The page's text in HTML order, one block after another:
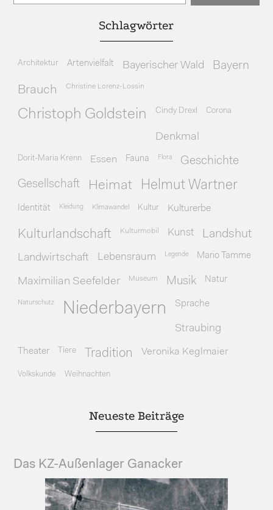
Schlagwörter
Architektur Artenvielfalt Bayerischer Wald Bayern
Brauch Christine Lorenz-Lossin
Christoph Goldstein Cindy Drexl Corona
Denkmal
Dorit-Maria Krenn Essen Fauna Flora Geschichte
Gesellschaft Heimat Helmut Wartner
Identität Kleidung Klimawandel Kultur Kulturerbe
Kulturlandschaft Kulturmobil Kunst Landshut
Landwirtschaft Lebensraum Legende Mario Tamme
Maximilian Seefelder Museum Musik Natur
Naturschutz Niederbayern Sprache
Straubing
Theater Tiere Tradition Veronika Keglmaier
Volkskunde Weihnachten
Neueste Beiträge
Das KZ-Außenlager Ganacker